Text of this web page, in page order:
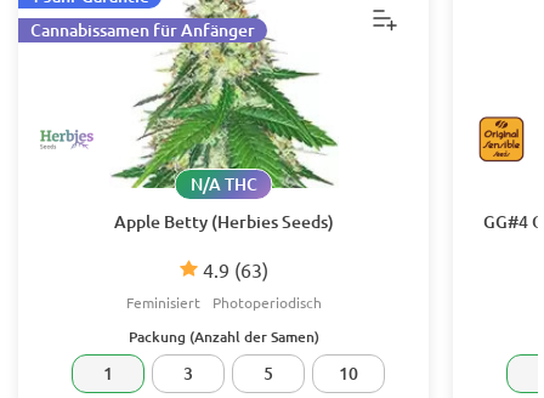
Apple Betty (Herbies Seeds)
4.9 (63)
N/A THC
Feminisiert Photoperiodisch
Cannabissamen für Anfänger
Packung (Anzahl der Samen)
1 3 5 10
GG#4